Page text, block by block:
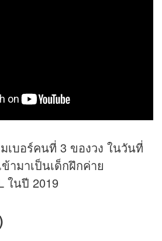
เบอร์คนที่ 3 ของวง ในวันที่
ามาเป็นเด็กฝึกค่าย
ในปี 2019